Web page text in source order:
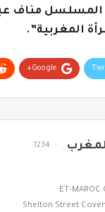
المسلسل مناف
المغربية”.
Google+
1234